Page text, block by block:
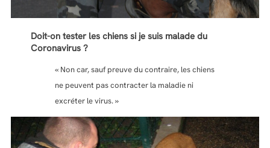
Doit-on tester les chiens si je suis malade du
Coronavirus ?
« Non car, sauf preuve du contraire, les chiens
ne peuvent pas contracter la maladie ni
excréter le virus. »